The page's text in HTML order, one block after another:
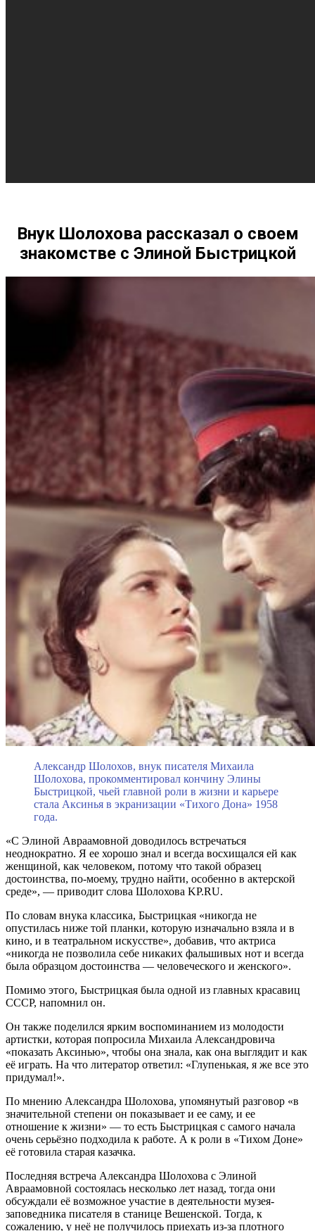
Внук Шолохова рассказал о своем
знакомстве с Элиной Быстрицкой
Александр Шолохов, внук писателя Михаила
Шолохова, прокомментировал кончину Элины
Быстрицкой, чьей главной роли в жизни и карьере
стала Аксинья в экранизации «Тихого Дона» 1958
года.
«С Элиной Авраамовной доводилось встречаться
неоднократно. Я ее хорошо знал и всегда восхищался ей как
женщиной, как человеком, потому что такой образец
достоинства, по-моему, трудно найти, особенно в актерской
среде», — приводит слова Шолохова KP.RU.
По словам внука классика, Быстрицкая «никогда не
опустилась ниже той планки, которую изначально взяла и в
кино, и в театральном искусстве», добавив, что актриса
«никогда не позволила себе никаких фальшивых нот и всегда
была образцом достоинства — человеческого и женского».
Помимо этого, Быстрицкая была одной из главных красавиц
СССР, напомнил он.
Он также поделился ярким воспоминанием из молодости
артистки, которая попросила Михаила Александровича
«показать Аксинью», чтобы она знала, как она выглядит и как
её играть. На что литератор ответил: «Глупенькая, я же все это
придумал!».
По мнению Александра Шолохова, упомянутый разговор «в
значительной степени он показывает и ее саму, и ее
отношение к жизни» — то есть Быстрицкая с самого начала
очень серьёзно подходила к работе. А к роли в «Тихом Доне»
её готовила старая казачка.
Последняя встреча Александра Шолохова с Элиной
Авраамовной состоялась несколько лет назад, тогда они
обсуждали её возможное участие в деятельности музея-
заповедника писателя в станице Вешенской. Тогда, к
сожалению, у неё не получилось приехать из-за плотного